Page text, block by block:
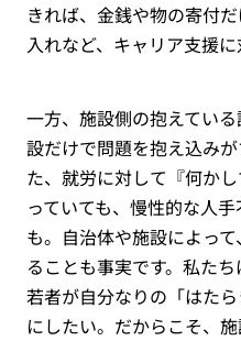
きれば、金銭や物の寄付
入れなど、キャリア支援に
一方、施設側の抱えてい
設だけで問題を抱え込み
た、就労に対して『何か
っていても、慢性的な人
も。自治体や施設によっ
ることも事実です。私たち
若者が自分なりの「はた
にしたい。だからこそ、